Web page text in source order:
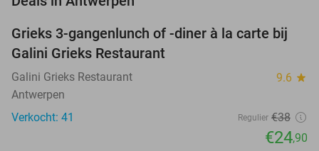
34%
TODAY
Grieks 3-gangenlunch of -diner à la carte bij
Galini Grieks Restaurant
Galini Grieks Restaurant 9.6 star
Antwerpen
Verkocht: 41
Regulier €38
€24,90